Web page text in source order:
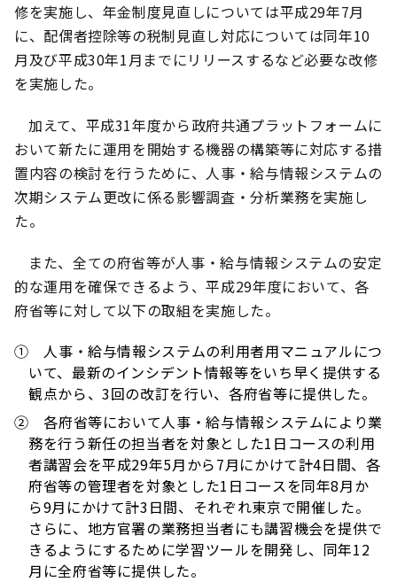
修を実施し、年金制度見直しについては平成29年7月
に、配偶者控除等の税制見直し対応については同年10
月及び平成30年1月までにリリースするなど必要な改修
を実施した。
加えて、平成31年度から政府共通プラットフォームに
おいて新たに運用を開始する機器の構築等に対応する措
置内容の検討を行うために、人事・給与情報システムの
次期システム更改に係る影響調査・分析業務を実施し
た。
また、全ての府省等が人事・給与情報システムの安定
的な運用を確保できるよう、平成29年度において、各
府省等に対して以下の取組を実施した。
① 人事・給与情報システムの利用者用マニュアルにつ
いて、最新のインシデント情報等をいち早く提供する
観点から、3回の改訂を行い、各府省等に提供した。
② 各府省等において人事・給与情報システムにより業
務を行う新任の担当者を対象とした1日コースの利用
者講習会を平成29年5月から7月にかけて計4日間、各
府省等の管理者を対象とした1日コースを同年8月か
ら9月にかけて計3日間、それぞれ東京で開催した。
さらに、地方官署の業務担当者にも講習機会を提供で
きるようにするために学習ツールを開発し、同年12
月に全府省等に提供した。